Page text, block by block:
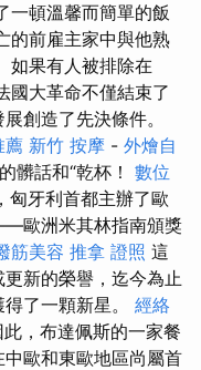
一頓溫馨而簡單的飯
的前雇主家中與他熟
如果有人被排除在
國大革命不僅結束了
創造了先決條件。
薦 新竹 按摩 - 外燴自
髒話和“乾杯！ 數位
匈牙利首都主辦了歐
歐洲米其林指南頒獎
筋美容 推拿 證照 這
新的榮譽，迄今為止
了一顆新星。 經絡
此，布達佩斯的一家餐
歐和東歐地區尚屬首